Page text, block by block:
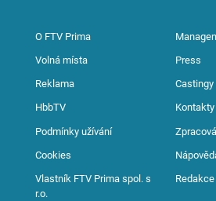
O FTV Prima
Volná místa Press
Reklama Castingy
HbbTV Kontakty
Podmínky užívání
Cookies
Vlastník FTV Prima spol. s
r.o.
Redakce